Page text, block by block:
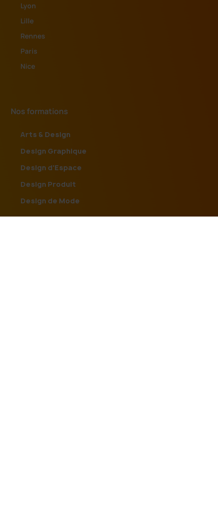
Lyon
Lille
Rennes
Paris
Nice
Nos formations
Arts & Design
Design Graphique
Design d'Espace
Design Produit
Design de Mode